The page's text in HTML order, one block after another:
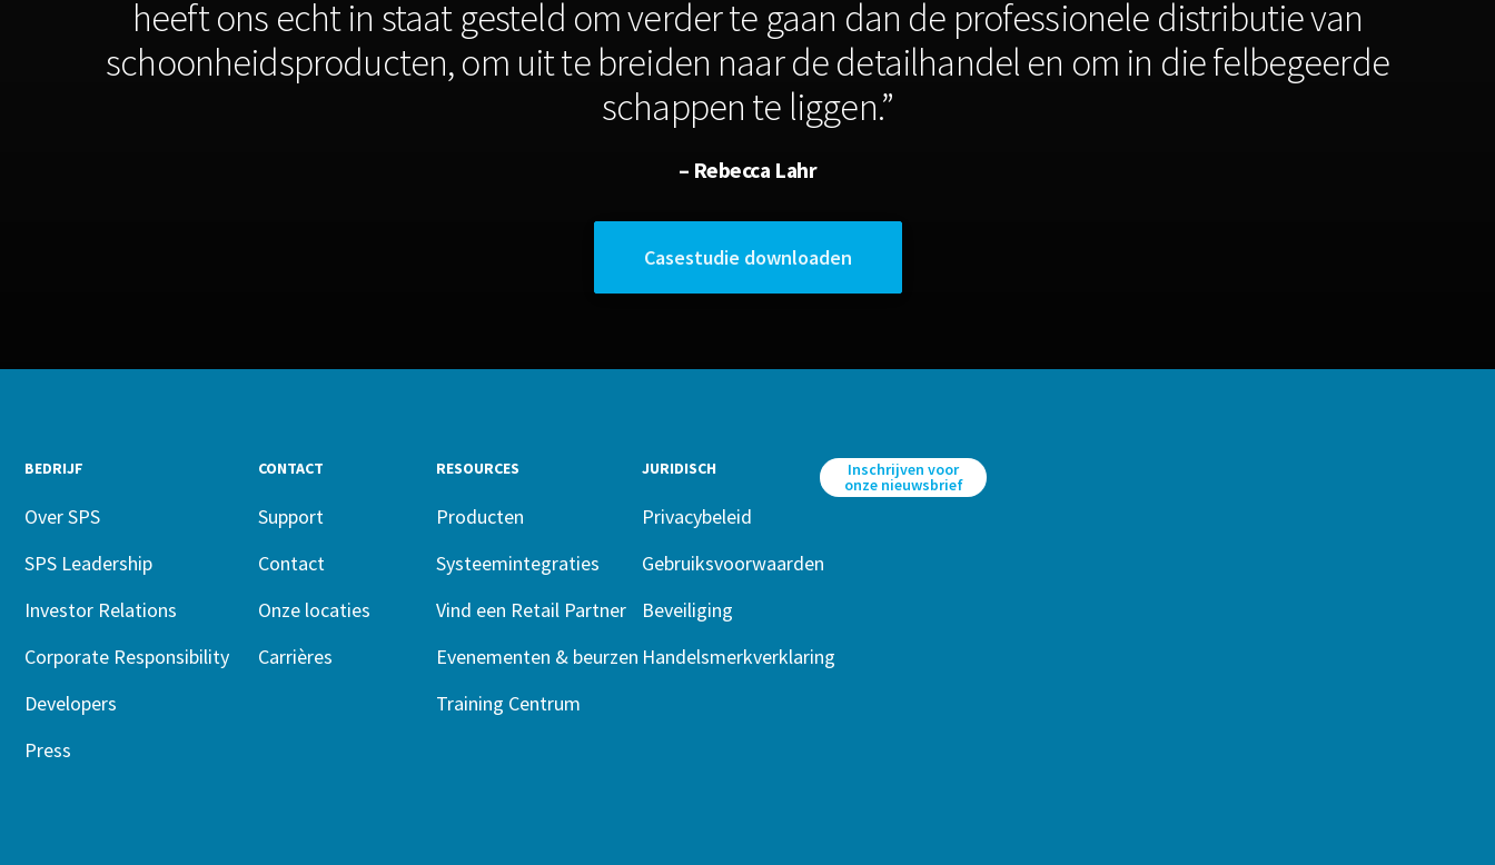
heeft ons echt in staat gesteld om verder te gaan dan de professionele distributie van
schoonheidsproducten, om uit te breiden naar de detailhandel en om in die felbegeerde
schappen te liggen.”
– Rebecca Lahr
Casestudie downloaden
BEDRIJF
Over SPS
SPS Leadership
Investor Relations
Corporate Responsibility
Developers
Press
CONTACT
Support
Contact
Onze locaties
Carrières
RESOURCES
Producten
Systeemintegraties
Vind een Retail Partner
Evenementen & beurzen
Training Centrum
JURIDISCH
Privacybeleid
Gebruiksvoorwaarden
Beveiliging
Handelsmerkverklaring
Inschrijven voor
onze nieuwsbrief